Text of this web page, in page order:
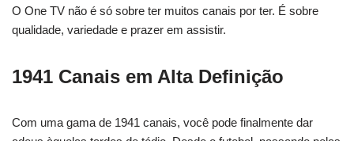
O One TV não é só sobre ter muitos canais por ter. É sobre
qualidade, variedade e prazer em assistir.
1941 Canais em Alta Definição
Com uma gama de 1941 canais, você pode finalmente dar